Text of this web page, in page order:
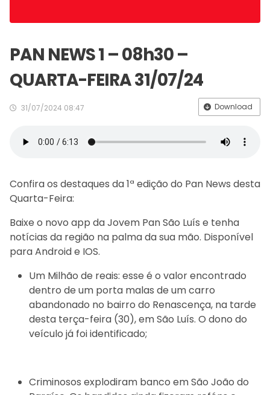
PAN NEWS 1 – 08h30 –
QUARTA-FEIRA 31/07/24
31/07/2024 08:47 Download
Confira os destaques da 1ª edição do Pan News desta
Quarta-Feira:
Baixe o novo app da Jovem Pan São Luís e tenha
notícias da região na palma da sua mão. Disponível
para Android e IOS.
Um Milhão de reais: esse é o valor encontrado
dentro de um porta malas de um carro
abandonado no bairro do Renascença, na tarde
desta terça-feira (30), em São Luís. O dono do
veículo já foi identificado;
Criminosos explodiram banco em São João do